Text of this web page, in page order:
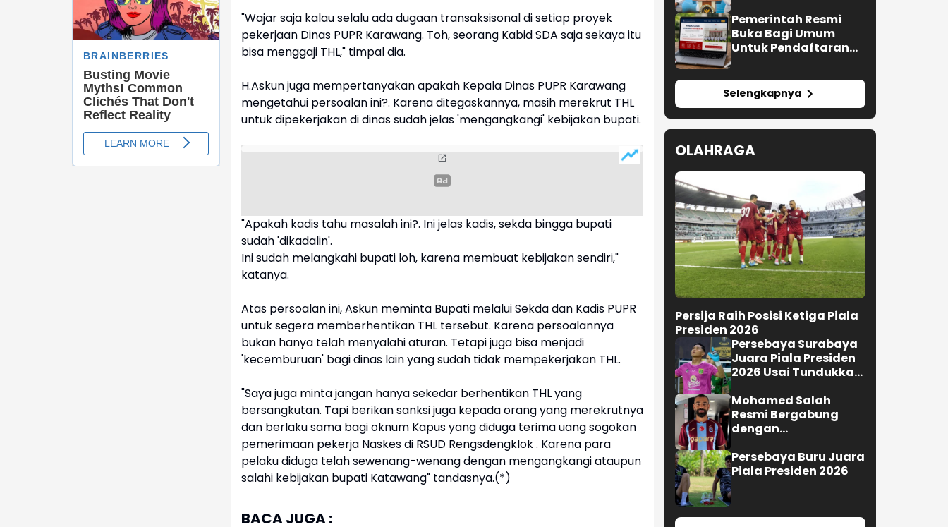
"Wajar saja kalau selalu ada dugaan transaksisonal di setiap proyek
pekerjaan Dinas PUPR Karawang. Toh, seorang Kabid SDA saja sekaya itu
bisa menggaji THL," timpal dia.
H.Askun juga mempertanyakan apakah Kepala Dinas PUPR Karawang
mengetahui persoalan ini?. Karena ditegaskannya, masih merekrut THL
untuk dipekerjakan di dinas sudah jelas 'mengangkangi' kebijakan bupati.
"Apakah kadis tahu masalah ini?. Ini jelas kadis, sekda bingga bupati
sudah 'dikadalin'.
Ini sudah melangkahi bupati loh, karena membuat kebijakan sendiri,"
katanya.
Atas persoalan ini, Askun meminta Bupati melalui Sekda dan Kadis PUPR
untuk segera memberhentikan THL tersebut. Karena persoalannya
bukan hanya telah menyalahi aturan. Tetapi juga bisa menjadi
'kecemburuan' bagi dinas lain yang sudah tidak mempekerjakan THL.
"Saya juga minta jangan hanya sekedar berhentikan THL yang
bersangkutan. Tapi berikan sanksi juga kepada orang yang merekrutnya
dan berlaku sama bagi oknum Kapus yang diduga terima uang sogokan
pemerimaan pekerja Naskes di RSUD Rengsdengklok . Karena para
pelaku diduga telah sewenang-wenang dengan mengangkangi ataupun
salahi kebijakan bupati Katawang" tandasnya.(*)
BACA JUGA :
SPPG
Pemerintah Resmi
Buka Bagi Umum
Untuk Pendaftaran
Selengkapnya
OLAHRAGA
Persija Raih Posisi Ketiga Piala
Presiden 2026
Persebaya Surabaya
Juara Piala Presiden
2026 Usai Tundukkan
Adu Penalti
Mohamed Salah
Resmi Bergabung
dengan
Persebaya Buru Juara
Piala Presiden 2026